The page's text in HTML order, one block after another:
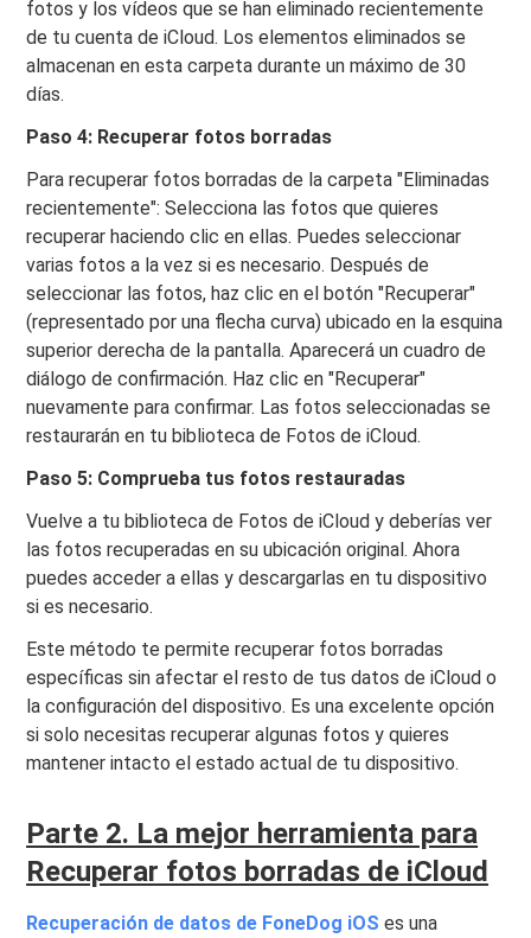
fotos y los vídeos que se han eliminado recientemente
de tu cuenta de iCloud. Los elementos eliminados se
almacenan en esta carpeta durante un máximo de 30
días.
Paso 4: Recuperar fotos borradas
Para recuperar fotos borradas de la carpeta "Eliminadas
recientemente": Selecciona las fotos que quieres
recuperar haciendo clic en ellas. Puedes seleccionar
varias fotos a la vez si es necesario. Después de
seleccionar las fotos, haz clic en el botón "Recuperar"
(representado por una flecha curva) ubicado en la esquina
superior derecha de la pantalla. Aparecerá un cuadro de
diálogo de confirmación. Haz clic en "Recuperar"
nuevamente para confirmar. Las fotos seleccionadas se
restaurarán en tu biblioteca de Fotos de iCloud.
Paso 5: Comprueba tus fotos restauradas
Vuelve a tu biblioteca de Fotos de iCloud y deberías ver
las fotos recuperadas en su ubicación original. Ahora
puedes acceder a ellas y descargarlas en tu dispositivo
si es necesario.
Este método te permite recuperar fotos borradas
específicas sin afectar el resto de tus datos de iCloud o
la configuración del dispositivo. Es una excelente opción
si solo necesitas recuperar algunas fotos y quieres
mantener intacto el estado actual de tu dispositivo.
Parte 2. La mejor herramienta para
Recuperar fotos borradas de iCloud
Recuperación de datos de FoneDog iOS es una